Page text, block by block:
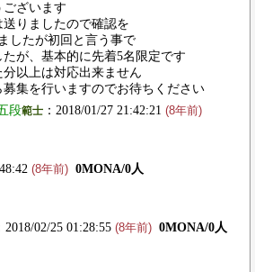
ざいます
りましたので確認を
したが初回と言う事で
が、基本的に先着5名限定です
以上は対応出来ません
集を行いますのでお待ちください
段範士 ：2018/01/27 21:42:21 (8年前)
(8年前) 0MONA/0人
2018/02/25 01:28:55 (8年前) 0MONA/0人